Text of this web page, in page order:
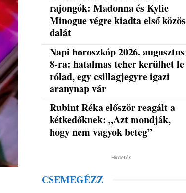
rajongók: Madonna és Kylie
Minogue végre kiadta első közös
dalát
Napi horoszkóp 2026. augusztus
8-ra: hatalmas teher kerülhet le
rólad, egy csillagjegyre igazi
aranynap vár
Rubint Réka először reagált a
kétkedőknek: „Azt mondják,
hogy nem vagyok beteg”
Hirdetés
CSEMEGÉZZ